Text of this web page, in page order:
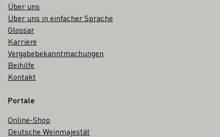
Über uns
Über uns in einfacher Sprache
Glossar
Karriere
Vergabebekanntmachungen
Beihilfe
Kontakt
Portale
Online-Shop
Deutsche Weinmajestät